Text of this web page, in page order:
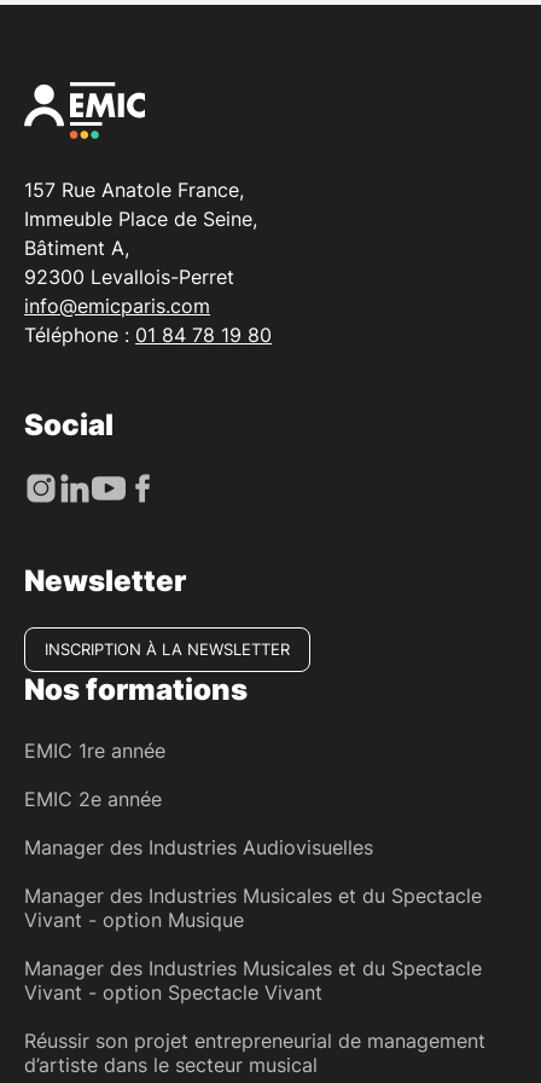
travailleur(se) handicapé(e)
Vous pouvez bénéficier du soutien de l’AGEFIPH
(Fonds pour l’insertion professionnelle des personnes
l’entreprise ou du financeur (OPCO, Région, …).
AGEFIPH
Bourses
157 Rue Anatole France,
Immeuble Place de Seine,
Bâtiment A,
92300 Levallois-Perret
info@emicparis.com
Téléphone : 01 84 78 19 80
Social
Newsletter
INSCRIPTION À LA NEWSLETTER
Nos formations
EMIC 1re année
EMIC 2e année
Manager des Industries Audiovisuelles
Manager des Industries Musicales et du Spectacle
Vivant - option Musique
Manager des Industries Musicales et du Spectacle
Vivant - option Spectacle Vivant
Réussir son projet entrepreneurial de management
d’artiste dans le secteur musical